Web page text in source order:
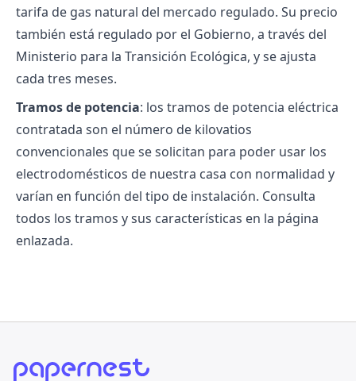
tarifa de gas natural del mercado regulado. Su precio
también está regulado por el Gobierno, a través del
Ministerio para la Transición Ecológica, y se ajusta
cada tres meses.
Tramos de potencia: los tramos de potencia eléctrica
contratada son el número de kilovatios
convencionales que se solicitan para poder usar los
electrodomésticos de nuestra casa con normalidad y
varían en función del tipo de instalación. Consulta
todos los tramos y sus características en la página
enlazada.